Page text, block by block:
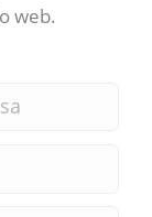
web.